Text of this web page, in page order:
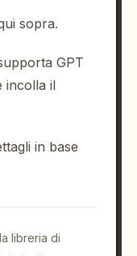
sopra.
GPT
incolla il
in base
libreria di